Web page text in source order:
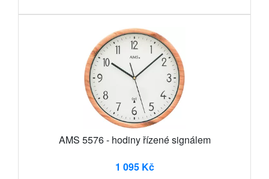
AMS 5576 - hodiny řízené signálem
1 095 Kč